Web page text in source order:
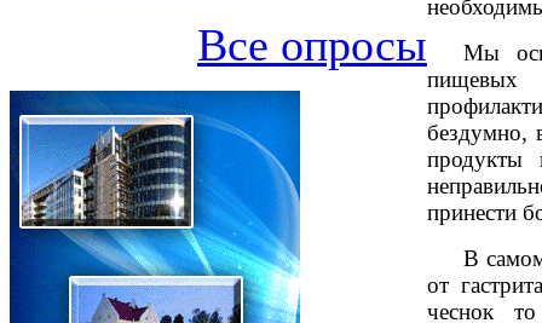
Все опросы
Мы
пищевых
бездумно,
продукты
принести
В
от
чеснок